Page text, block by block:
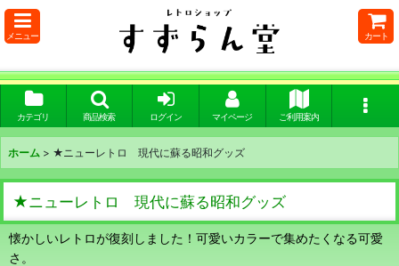
メニュー カート
カテゴリ 商品検索 ログイン マイページ ご利用案内
ホーム > ★ニューレトロ 現代に蘇る昭和グッズ
★ニューレトロ 現代に蘇る昭和グッズ
懐かしいレトロが復刻しました！可愛いカラーで集めたくなる可愛
さ。